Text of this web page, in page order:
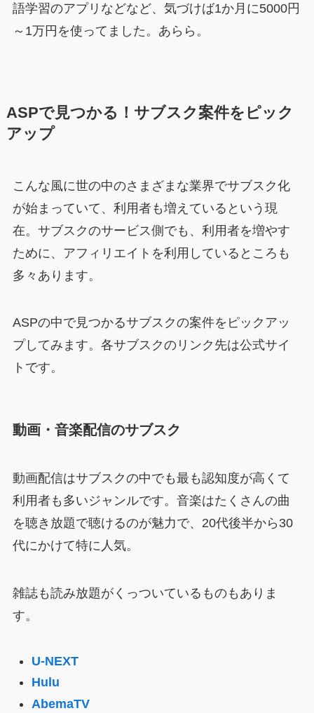
語学習のアプリなどなど、気づけば1か月に5000円
～1万円を使ってました。あらら。
ASPで見つかる！サブスク案件をピック
アップ
こんな風に世の中のさまざまな業界でサブスク化
が始まっていて、利用者も増えているという現
在。サブスクのサービス側でも、利用者を増やす
ために、アフィリエイトを利用しているところも
多々あります。
ASPの中で見つかるサブスクの案件をピックアッ
プしてみます。各サブスクのリンク先は公式サイ
トです。
動画・音楽配信のサブスク
動画配信はサブスクの中でも最も認知度が高くて
利用者も多いジャンルです。音楽はたくさんの曲
を聴き放題で聴けるのが魅力で、20代後半から30
代にかけて特に人気。
雑誌も読み放題がくっついているものもありま
す。
U-NEXT
Hulu
AbemaTV